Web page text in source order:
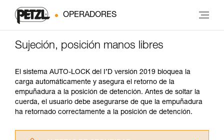
OPERADORES
Sujeción, posición manos libres
El sistema AUTO-LOCK del I’D versión 2019 bloquea la
carga automáticamente y asegura el retorno de la
empuñadura a la posición de detención. Antes de soltar la
cuerda, el usuario debe asegurarse de que la empuñadura
ha retornado correctamente a la posición de detención.